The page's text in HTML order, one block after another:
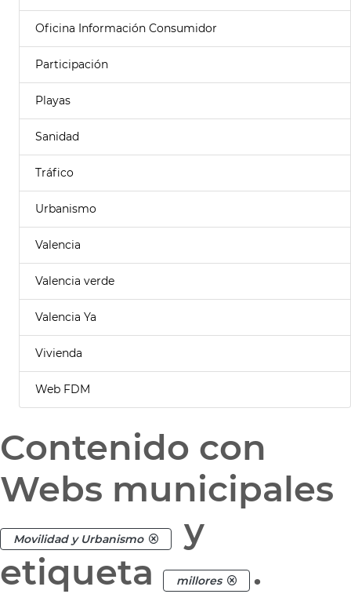
Oficina Información Consumidor
Participación
Playas
Sanidad
Tráfico
Urbanismo
Valencia
Valencia verde
Valencia Ya
Vivienda
Web FDM
Contenido con
Webs municipales
Movilidad y Urbanismo
y
etiqueta
millores .